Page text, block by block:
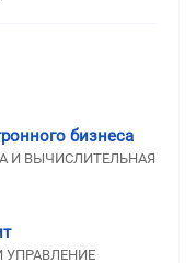
бизнеса
И ВЫЧИСЛИТЕЛЬНАЯ
УПРАВЛЕНИЕ